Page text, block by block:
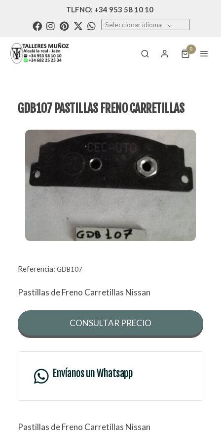
TLFNO: +34 953 58 10 10
Seleccionar idioma
0
GDB107 PASTILLAS FRENO CARRETILLAS
Referencia: GDB107
Pastillas de Freno Carretillas Nissan
CONSULTAR PRECIO
Envíanos un Whatsapp
Pastillas de Freno Carretillas Nissan